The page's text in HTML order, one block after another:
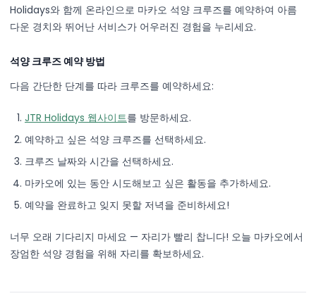
Holidays와 함께 온라인으로 마카오 석양 크루즈를 예약하여 아름
다운 경치와 뛰어난 서비스가 어우러진 경험을 누리세요.
석양 크루즈 예약 방법
다음 간단한 단계를 따라 크루즈를 예약하세요:
JTR Holidays 웹사이트를 방문하세요.
예약하고 싶은 석양 크루즈를 선택하세요.
크루즈 날짜와 시간을 선택하세요.
마카오에 있는 동안 시도해보고 싶은 활동을 추가하세요.
예약을 완료하고 잊지 못할 저녁을 준비하세요!
너무 오래 기다리지 마세요 — 자리가 빨리 찹니다! 오늘 마카오에서
장엄한 석양 경험을 위해 자리를 확보하세요.